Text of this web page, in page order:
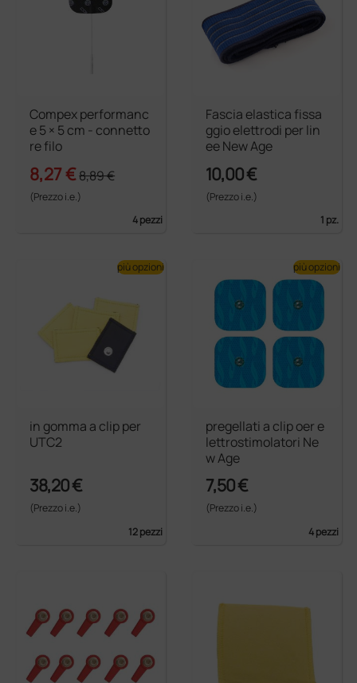
Compex performanc
e 5 × 5 cm - connetto
re filo
8,27 €8,89 €
(Prezzo i.e.)
4 pezzi
Fascia elastica fissa
ggio elettrodi per lin
ee New Age
10,00 €
(Prezzo i.e.)
1 pz.
in gomma a clip per
UTC2
38,20 €
(Prezzo i.e.)
12 pezzi
più opzioni
pregellati a clip oer e
lettrostimolatori Ne
w Age
7,50 €
(Prezzo i.e.)
4 pezzi
più opzioni